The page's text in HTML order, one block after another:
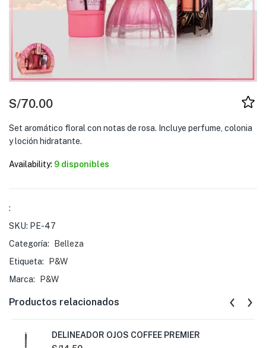
S/70.00
Set aromático floral con notas de rosa. Incluye perfume, colonia
y loción hidratante.
Availability: 9 disponibles
:
SKU: PE-47
Categoría:
Belleza
Etiqueta:
P&W
Marca:
P&W
Productos relacionados
DELINEADOR OJOS COFFEE PREMIER